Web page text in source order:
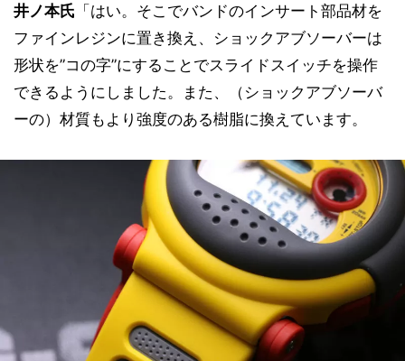
井ノ本氏 「はい。そこでバンドのインサート部品材を
ファインレジンに置き換え、ショックアブソーバーは
形状を”コの字”にすることでスライドスイッチを操作
できるようにしました。また、（ショックアブソーバ
ーの）材質もより強度のある樹脂に換えています。